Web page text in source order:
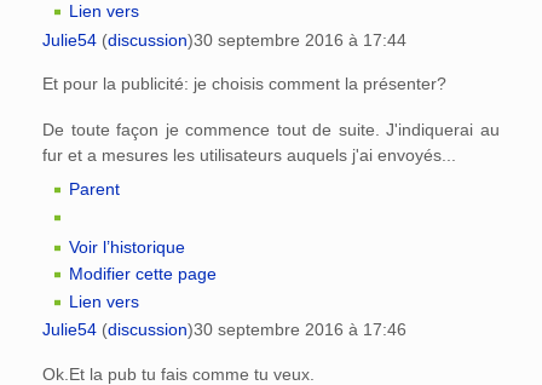
Lien vers
Julie54 (discussion)30 septembre 2016 à 17:44
Et pour la publicité: je choisis comment la présenter?
De toute façon je commence tout de suite. J'indiquerai au
fur et a mesures les utilisateurs auquels j'ai envoyés...
Parent
Voir l’historique
Modifier cette page
Lien vers
Julie54 (discussion)30 septembre 2016 à 17:46
Ok.Et la pub tu fais comme tu veux.